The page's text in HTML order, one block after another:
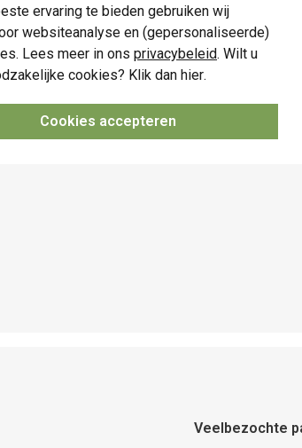
ervaring te bieden gebruiken wij
websiteanalyse en (gepersonaliseerde)
Lees meer in ons privacybeleid. Wilt u
cookies? Klik dan hier.
Cookies accepteren
of schoonmaakbeurten). De labeldrager is
centraalplaat en afdekplaat
een afdekplaat heeft een slagweerstand van
Veelbezochte